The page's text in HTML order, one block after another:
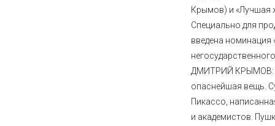
Крымов) и «Лучшая
Специально для
введена номинация
ДМИТРИЙ КРЫМОВ:
опаснейшая вещь.
Пикассо,
и академистов.